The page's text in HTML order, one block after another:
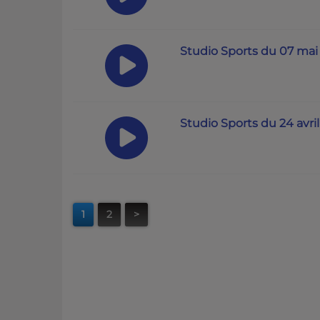
Studio Sports du 07 mai
Studio Sports du 24
1 2 >